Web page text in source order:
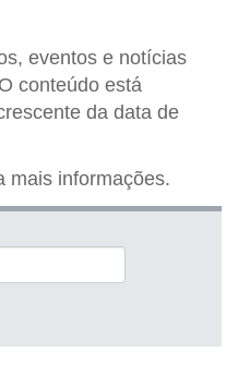
eventos e notícias
conteúdo está
da data de
mais informações.